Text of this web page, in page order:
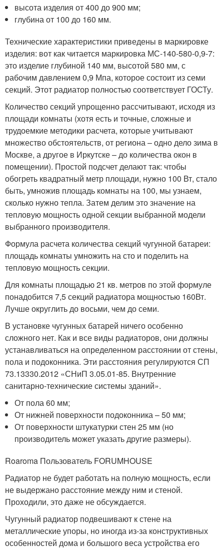
высота изделия от 400 до 900 мм;
глубина от 100 до 160 мм.
Технические характеристики приведены в маркировке
изделия: вот как читается маркировка МС-140-580-0,9-7:
это изделие глубиной 140 мм, высотой 580 мм, с
рабочим давлением 0,9 Мпа, которое состоит из семи
секций. Этот радиатор полностью соответствует ГОСТу.
Количество секций упрощенно рассчитывают, исходя из
площади комнаты (хотя есть и точные, сложные и
трудоемкие методики расчета, которые учитывают
множество обстоятельств, от региона – одно дело зима в
Москве, а другое в Иркутске – до количества окон в
помещении). Простой подсчет делают так: чтобы
обогреть квадратный метр площади, нужно 100 Вт, стало
быть, умножив площадь комнаты на 100, мы узнаем,
сколько нужно тепла. Затем делим это значение на
тепловую мощность одной секции выбранной модели
выбранного производителя.
Формула расчета количества секций чугунной батареи:
площадь комнаты умножить на сто и поделить на
тепловую мощность секции.
Для комнаты площадью 21 кв. метров по этой формуле
понадобится 7,5 секций радиатора мощностью 160Вт.
Лучше округлить до восьми, чем до семи.
В установке чугунных батарей ничего особенно
сложного нет. Как и все виды радиаторов, они должны
устанавливаться на определенном расстоянии от стены,
пола и подоконника. Эти расстояния регулируются СП
73.13330.2012 «СНиП 3.05.01-85. Внутренние
санитарно-технические системы зданий».
От пола 60 мм;
От нижней поверхности подоконника – 50 мм;
От поверхности штукатурки стен 25 мм (но
производитель может указать другие размеры).
Roaroma Пользователь FORUMHOUSE
Радиатор не будет работать на полную мощность, если
не выдержано расстояние между ним и стеной.
Проходили, это даже не обсуждается.
Чугунный радиатор подвешивают к стене на
металлические упоры, но иногда из-за конструктивных
особенностей дома и большого веса устройства его